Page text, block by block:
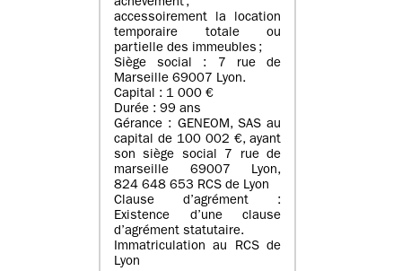
achèvement ;
accessoirement la location
temporaire totale ou
partielle des immeubles ;
Siège social : 7 rue de
Marseille 69007 Lyon.
Capital : 1 000 €
Durée : 99 ans
Gérance : GENEOM, SAS au
capital de 100 002 €, ayant
son siège social 7 rue de
marseille 69007 Lyon,
824 648 653 RCS de Lyon
Clause d’agrément :
Existence d’une clause
d’agrément statutaire.
Immatriculation au RCS de
Lyon